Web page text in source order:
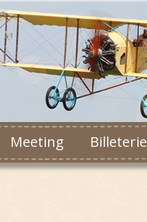
Meeting Billeterie